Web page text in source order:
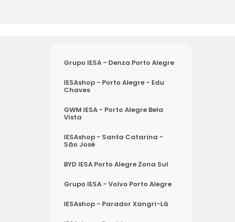
Grupo IESA - Denza Porto Alegre
IESAshop - Porto Alegre - Edu
Chaves
GWM IESA - Porto Alegre Bela
Vista
BYD IESA Porto Alegre Zona Sul
Grupo IESA - Volvo Porto Alegre
IESAshop - Parador Xangri-Lá
IESAshop - Santa Catarina -
São José